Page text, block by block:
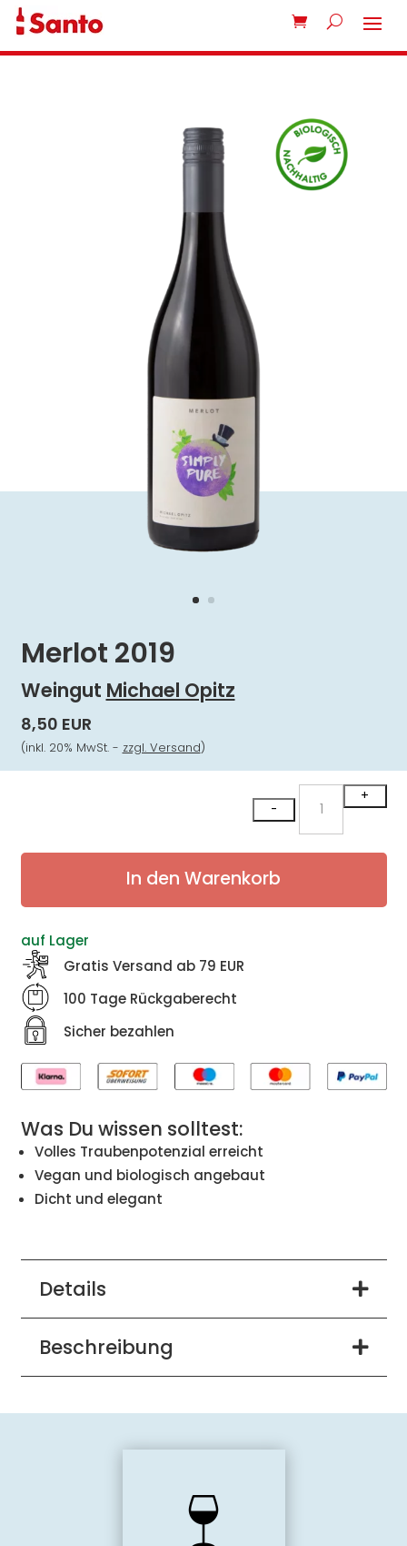
Merlot 2019
Weingut Michael Opitz
8,50 EUR
(inkl. 20% MwSt. - zzgl. Versand)
-
2019
Menge
+
In den Warenkorb
auf Lager
Gratis Versand ab 79 EUR
100 Tage Rückgaberecht
Sicher bezahlen
Was Du wissen solltest:
Volles Traubenpotenzial erreicht
Vegan und biologisch angebaut
Dicht und elegant
Details
Beschreibung